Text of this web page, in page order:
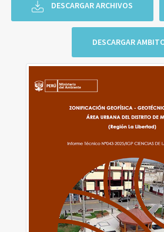
DESCARGAR ARCHIVOS
DESCARGAR